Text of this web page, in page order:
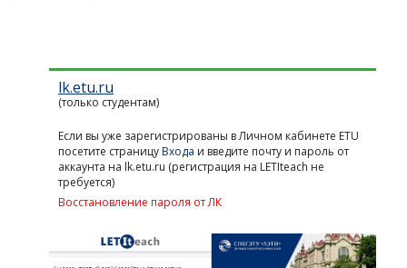
Учётная
запись
lk.etu.ru
(только студентам)
Если вы уже зарегистрированы в Личном кабинете ETU
посетите страницуВхода и введите почту и пароль от
аккаунта на lk.etu.ru (регистрация на LETIteach не
требуется)
Восстановление пароля от ЛК